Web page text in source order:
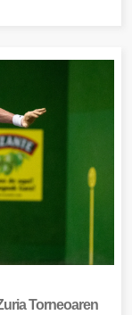
Torneoaren